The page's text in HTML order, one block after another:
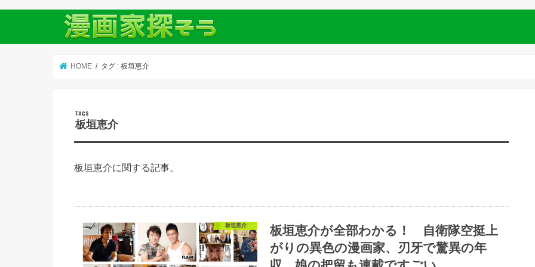
HOME タグ : 板垣恵介
板垣恵介
板垣恵介に関する記事。
板垣恵介
板垣恵介が全部わかる！ 自衛隊空挺上
がりの異色の漫画家、刃牙で驚異の年